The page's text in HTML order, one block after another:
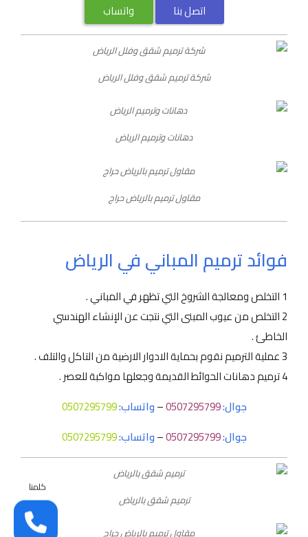
اتصل بنا
واتساب
شركة ترميم شقق وفلل الرياض
دهانات وترميم الرياض
مقاول ترميم بالرياض حراج
فوائد ترميم المباني في الرياض
1 التخلص ومعالجة الشروخ التي تظهر في المباني .
2 التخلص من عيوب المبنى التي نتجت عن الإنشاء الهندسي
الخاطئ .
3 عملية الترميم نقوم بحماية الادوار الارضية من التاكل والتلف .
4 ترميم دهانات الحوائط القديمة وجعلها مواكبة للعصر .
جوال:0507295799
–واتساب:0507295799
جوال:
0507295799
–واتساب:0507295799
ترميم شقق بالرياض
كلمنا